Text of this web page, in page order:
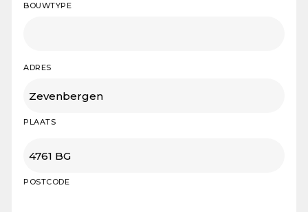
BOUWTYPE
ADRES
PLAATS
POSTCODE